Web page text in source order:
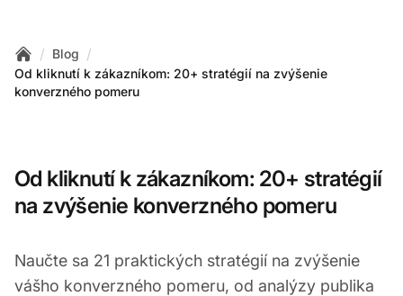
Home
/ Blog /
Od kliknutí k zákazníkom: 20+ stratégií na zvýšenie
konverzného pomeru
Od kliknutí k zákazníkom: 20+ stratégií
na zvýšenie konverzného pomeru
Naučte sa 21 praktických stratégií na zvýšenie
vášho konverzného pomeru, od analýzy publika